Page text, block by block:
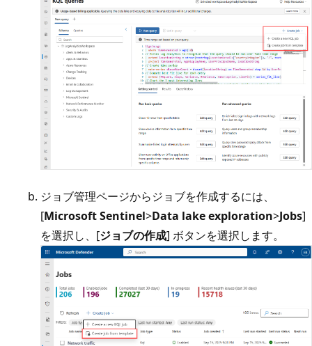
ジョブ管理ページからジョブを作成するには、
[Microsoft Sentinel>Data lake exploration>Jobs]
を選択し、[ジョブの作成] ボタンを選択します。